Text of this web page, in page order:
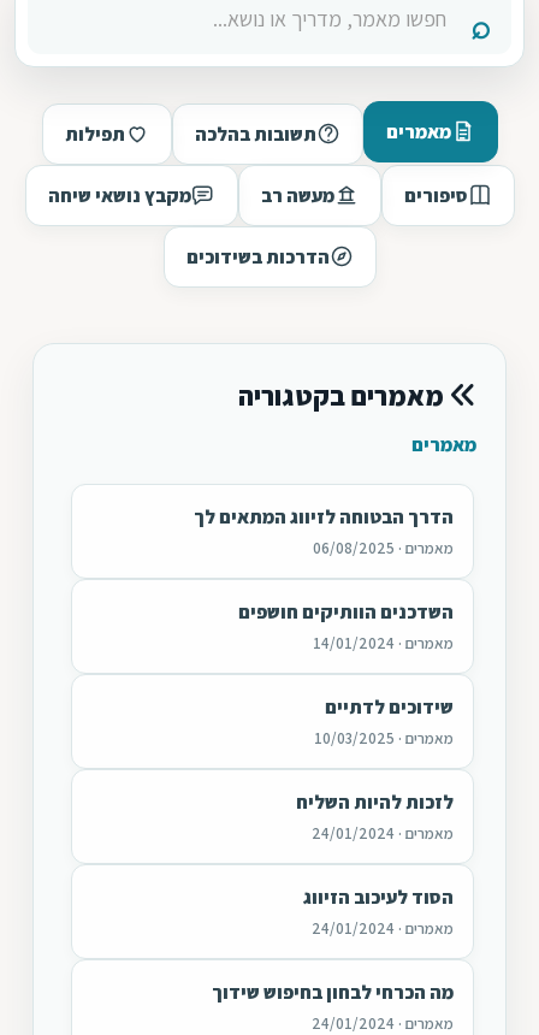
מאמרים תשובות בהלכה תפילות
סיפורים מעשה רב מקבץ נושאי שיחה
הדרכות בשידוכים
מאמרים בקטגוריה
מאמרים
הדרך הבטוחה לזיווג המתאים לך
מאמרים · 06/08/2025
השדכנים הוותיקים חושפים
מאמרים · 14/01/2024
שידוכים לדתיים
מאמרים · 10/03/2025
לזכות להיות השליח
מאמרים · 24/01/2024
הסוד לעיכוב הזיווג
מאמרים · 24/01/2024
מה הכרחי לבחון בחיפוש שידוך
מאמרים · 24/01/2024